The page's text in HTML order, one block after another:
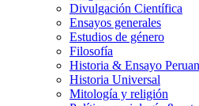
Divulgación Científica
Ensayos generales
Estudios de género
Filosofía
Historia & Ensayo
Historia Universal
Mitología y religión